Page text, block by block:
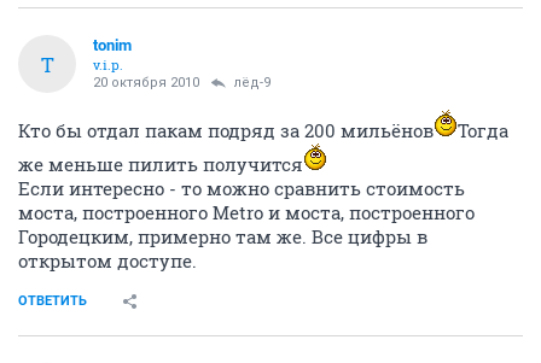
T
tonim
v.i.p.
20 октября 2010 лёд-9
Кто бы отдал пакам подряд за 200 мильёнов
Тогда
же меньше пилить получится
Если интересно - то можно сравнить стоимость
моста, построенного Metro и моста, построенного
Городецким, примерно там же. Все цифры в
открытом доступе.
ОТВЕТИТЬ